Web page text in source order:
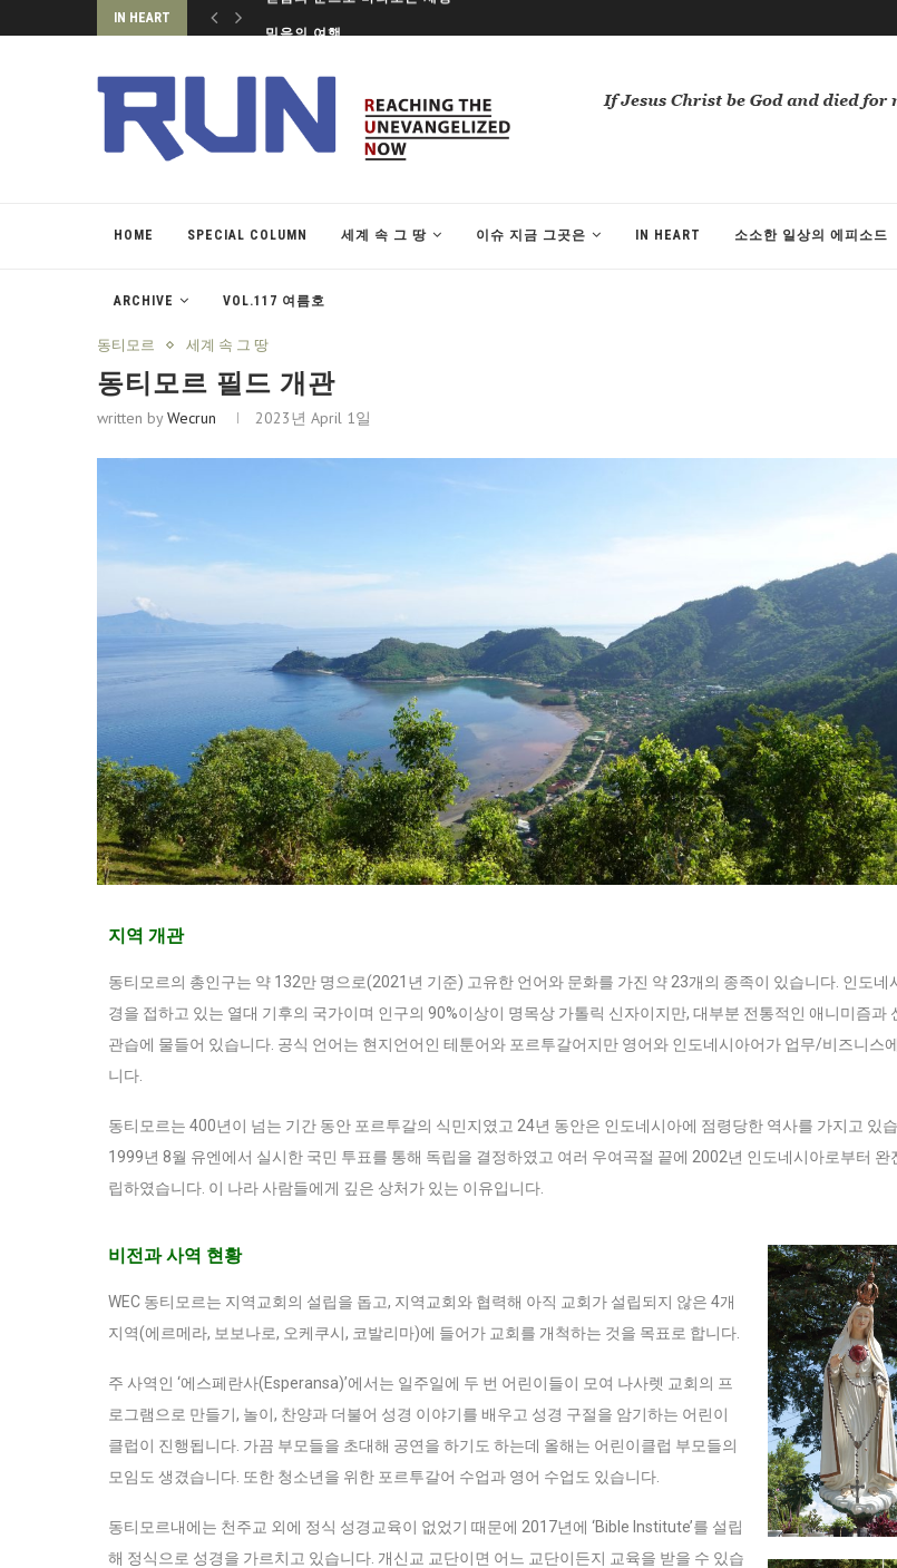
IN HEART
HOME SPECIAL COLUMN 세계 속 그 땅 이슈 지금 그곳은 IN HEART 소소한 일상의 에피소드
ARCHIVE VOL.117 여름호
동티모르 세계 속 그 땅
동티모르 필드 개관
written byWecrun 2023년 April 1일
지역 개관
동티모르의 총인구는 약 132만 명으로(2021년 기준) 고유한 언어와 문화를 가진 약 23개의 종족이 있습니다. 인도네
경을 접하고 있는 열대 기후의 국가이며 인구의 90%이상이 명목상 가톨릭 신자이지만, 대부분 전통적인 애니미즘과
관습에 물들어 있습니다. 공식 언어는 현지언어인 테툰어와 포르투갈어지만 영어와 인도네시아어가 업무/비즈니스
니다.
동티모르는 400년이 넘는 기간 동안 포르투갈의 식민지였고 24년 동안은 인도네시아에 점령당한 역사를 가지고 있
1999년 8월 유엔에서 실시한 국민 투표를 통해 독립을 결정하였고 여러 우여곡절 끝에 2002년 인도네시아로부터 완
립하였습니다. 이 나라 사람들에게 깊은 상처가 있는 이유입니다.
비전과 사역 현황
WEC 동티모르는 지역교회의 설립을 돕고, 지역교회와 협력해 아직 교회가 설립되지 않은 4개
지역(에르메라, 보보나로, 오케쿠시, 코발리마)에 들어가 교회를 개척하는 것을 목표로 합니다.
주 사역인 ‘에스페란사(Esperansa)’에서는 일주일에 두 번 어린이들이 모여 나사렛 교회의 프
로그램으로 만들기, 놀이, 찬양과 더불어 성경 이야기를 배우고 성경 구절을 암기하는 어린이
클럽이 진행됩니다. 가끔 부모들을 초대해 공연을 하기도 하는데 올해는 어린이클럽 부모들의
모임도 생겼습니다. 또한 청소년을 위한 포르투갈어 수업과 영어 수업도 있습니다.
동티모르내에는 천주교 외에 정식 성경교육이 없었기 때문에 2017년에 ‘Bible Institute’를 설립
해 정식으로 성경을 가르치고 있습니다. 개신교 교단이면 어느 교단이든지 교육을 받을 수 있습